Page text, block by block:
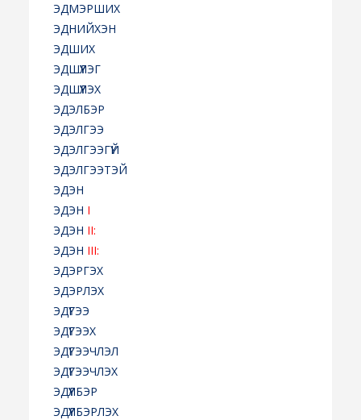
ЭДМЭРШИХ
ЭДНИЙХЭН
ЭДШИХ
ЭДШҮҮЛЭГ
ЭДШҮҮЛЭХ
ЭДЭЛБЭР
ЭДЭЛГЭЭ
ЭДЭЛГЭЭГҮЙ
ЭДЭЛГЭЭТЭЙ
ЭДЭН
ЭДЭН I
ЭДЭН II:
ЭДЭН III:
ЭДЭРГЭХ
ЭДЭРЛЭХ
ЭДҮГЭЭ
ЭДҮГЭЭХ
ЭДҮГЭЭЧЛЭЛ
ЭДҮГЭЭЧЛЭХ
ЭДҮҮЛБЭР
ЭДҮҮЛБЭРЛЭХ